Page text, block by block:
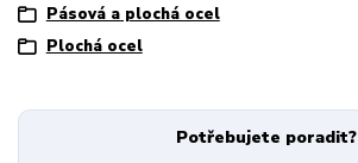
Pásová a plochá ocel
Plochá ocel
Potřebujete poradit?